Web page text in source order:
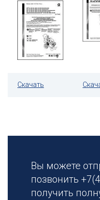
Скачать
Вы можете
позвонить
получить